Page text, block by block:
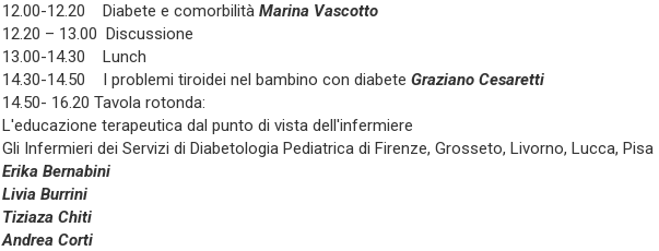
12.00-12.20 Diabete e comorbilità Marina Vascotto
12.20 – 13.00 Discussione
13.00-14.30 Lunch
14.30-14.50 I problemi tiroidei nel bambino con diabete Graziano Cesaretti
14.50- 16.20 Tavola rotonda:
L'educazione terapeutica dal punto di vista dell'infermiere
Gli Infermieri dei Servizi di Diabetologia Pediatrica di Firenze, Grosseto, Livorno, Lucca, Pisa
Erika Bernabini
Livia Burrini
Tiziaza Chiti
Andrea Corti